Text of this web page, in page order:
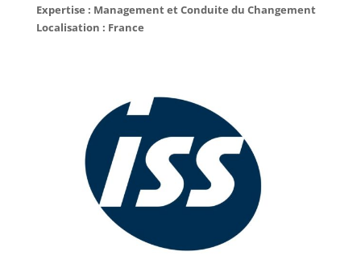
Expertise : Management et Conduite du Changement
Localisation : France